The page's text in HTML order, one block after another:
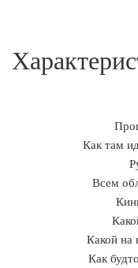
Как там
Всем
Какой на
Как